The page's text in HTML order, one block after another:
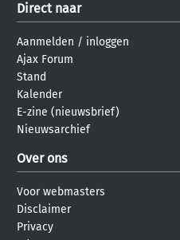
Direct naar
Aanmelden / inloggen
Ajax Forum
Stand
Kalender
E-zine (nieuwsbrief)
Nieuwsarchief
Over ons
Voor webmasters
Disclaimer
Privacy